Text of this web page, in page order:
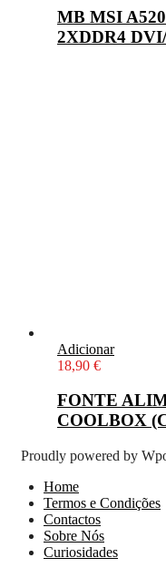
MB MSI
2XDDR4
Adicionar
18,90 €
FONTE
COOLBOX
Proudly powered by
Home
Termos e Condições
Contactos
Sobre Nós
Curiosidades